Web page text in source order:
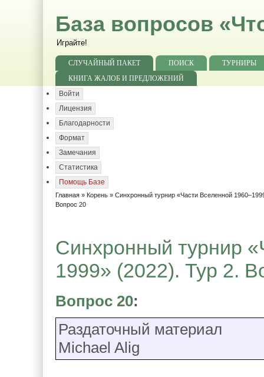
База вопросов
Играйте!
СЛУЧАЙНЫЙ ПАКЕТ ПОИСК
ТУРНИРЫ
КНИГА ЖАЛОБ И ПРЕДЛОЖЕНИЙ
Войти
Лицензия
Благодарности
Формат
Замечания
Статистика
Помощь Базе
Главная » Корень » Синхронный турнир «Части Вселенной
Вопрос 20
Синхронный турнир
1999» (2022). Тур 2.
Вопрос 20:
Раздаточный материал
Michael Alig